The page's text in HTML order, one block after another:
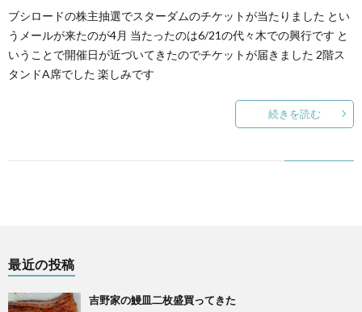
ブシロードの株主抽選でスターダムのチケットが当たりました とい
うメールが来たのが4月 当たったのは6/21の代々木での興行です と
いうことで開催日が近づいてきたのでチケットが届きました 2階ス
タンドA席でした 楽しみです
続きを読む
最近の投稿
吉野家の鰻皿二枚盛買ってきた